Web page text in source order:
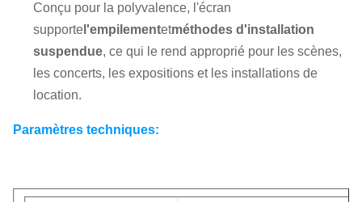
Conçu pour la polyvalence, l'écran
supporte l'empilementetméthodes d'installation
suspendue, ce qui le rend approprié pour les scènes,
les concerts, les expositions et les installations de
location.
Paramètres techniques: